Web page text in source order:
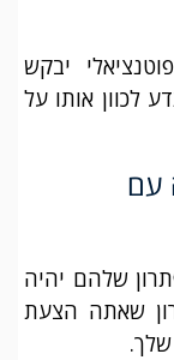
יבקש
לכוון אותו על
עם
שלהם יהיה
שאתה הצעת